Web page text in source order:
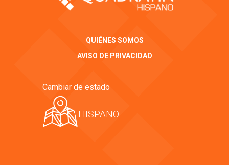
QUIÉNES SOMOS
AVISO DE PRIVACIDAD
Cambiar de estado
HISPANO